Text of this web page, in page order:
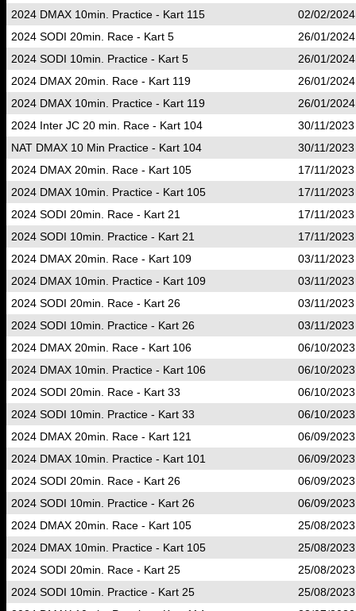
2024 DMAX 10min. Practice - Kart 115
02/02/
2024 SODI 20min. Race - Kart 5
26/01/
2024 SODI 10min. Practice - Kart 5
26/01/
2024 DMAX 20min. Race - Kart 119
26/01/
2024 DMAX 10min. Practice - Kart 119
26/01/
2024 Inter JC 20 min. Race - Kart 104
30/11/
NAT DMAX 10 Min Practice - Kart 104
30/11/
2024 DMAX 20min. Race - Kart 105
17/11/
2024 DMAX 10min. Practice - Kart 105
17/11/
2024 SODI 20min. Race - Kart 21
17/11/
2024 SODI 10min. Practice - Kart 21
17/11/
2024 DMAX 20min. Race - Kart 109
03/11/
2024 DMAX 10min. Practice - Kart 109
03/11/
2024 SODI 20min. Race - Kart 26
03/11/
2024 SODI 10min. Practice - Kart 26
03/11/
2024 DMAX 20min. Race - Kart 106
06/10/
2024 DMAX 10min. Practice - Kart 106
06/10/
2024 SODI 20min. Race - Kart 33
06/10/
2024 SODI 10min. Practice - Kart 33
06/10/
2024 DMAX 20min. Race - Kart 121
06/09/
2024 DMAX 10min. Practice - Kart 101
06/09/
2024 SODI 20min. Race - Kart 26
06/09/
2024 SODI 10min. Practice - Kart 26
06/09/
2024 DMAX 20min. Race - Kart 105
25/08/
2024 DMAX 10min. Practice - Kart 105
25/08/
2024 SODI 20min. Race - Kart 25
25/08/
2024 SODI 10min. Practice - Kart 25
25/08/